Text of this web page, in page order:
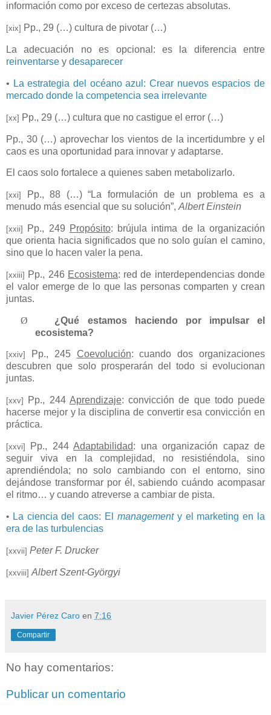
información como por exceso de certezas absolutas.
[xix] Pp., 29 (…) cultura de pivotar (…)
La adecuación no es opcional: es la diferencia entre
reinventarse y desaparecer
• La estrategia del océano azul: Crear nuevos espacios de
mercado donde la competencia sea irrelevante
[xx] Pp., 29 (…) cultura que no castigue el error (…)
Pp., 30 (…) aprovechar los vientos de la incertidumbre y el
caos es una oportunidad para innovar y adaptarse.
El caos solo fortalece a quienes saben metabolizarlo.
[xxi]
Pp., 88 (…) “La formulación de un problema es a
menudo más esencial que su solución”, Albert Einstein
[xxii] Pp., 249 Propósito: brújula intima de la organización
que orienta hacia significados que no solo guían el camino,
sino que lo hacen valer la pena.
[xxiii] Pp., 246 Ecosistema: red de interdependencias donde
el valor emerge de lo que las personas comparten y crean
juntas.
Ø
¿Qué estamos haciendo por impulsar el
ecosistema?
[xxiv] Pp., 245 Coevolución: cuando dos organizaciones
descubren que solo prosperarán del todo si evolucionan
juntas.
[xxv] Pp., 244 Aprendizaje: convicción de que todo puede
hacerse mejor y la disciplina de convertir esa convicción en
práctica.
[xxvi] Pp., 244Adaptabilidad: una organización capaz de
seguir viva en la complejidad, no resistiéndola, sino
aprendiéndola; no solo cambiando con el entorno, sino
dejándose transformar por él, sabiendo cuándo acompasar
el ritmo… y cuando atreverse a cambiar de pista.
• La ciencia del caos: El managementy el marketing en la
era de las turbulencias
[xxvii] Peter F. Drucker
[xxviii] Albert Szent-Györgyi
Javier Pérez Caro en 7:16
Compartir
No hay comentarios:
Publicar un comentario